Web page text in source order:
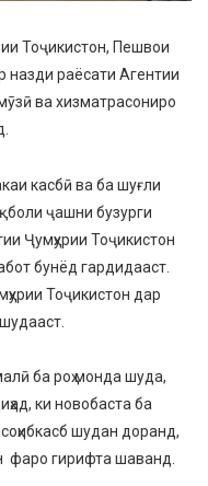
Тоҷикистон, Пешвои
назди раёсати Агентии
ва хизматрасониро
касбӣ ва ба шуғли
ҷашни бузурги
Ҷумҳурии Тоҷикистон
бунёд гардидааст.
Тоҷикистон дар
ба роҳ монда шуда,
ки новобаста ба
шудан доранд,
фаро гирифта шаванд.